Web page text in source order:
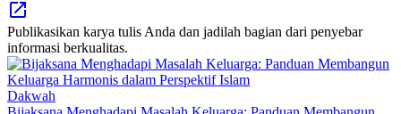
Publikasikan karya tulis Anda dan jadilah bagian dari penyebar
informasi berkualitas.
Dakwah